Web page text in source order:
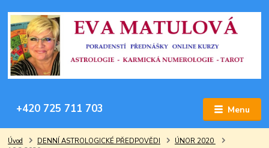
Menu
+420 725 711 703
Úvod DENNÍ ASTROLOGICKÉ PŘEDPOVĚDI
ÚNOR 2020